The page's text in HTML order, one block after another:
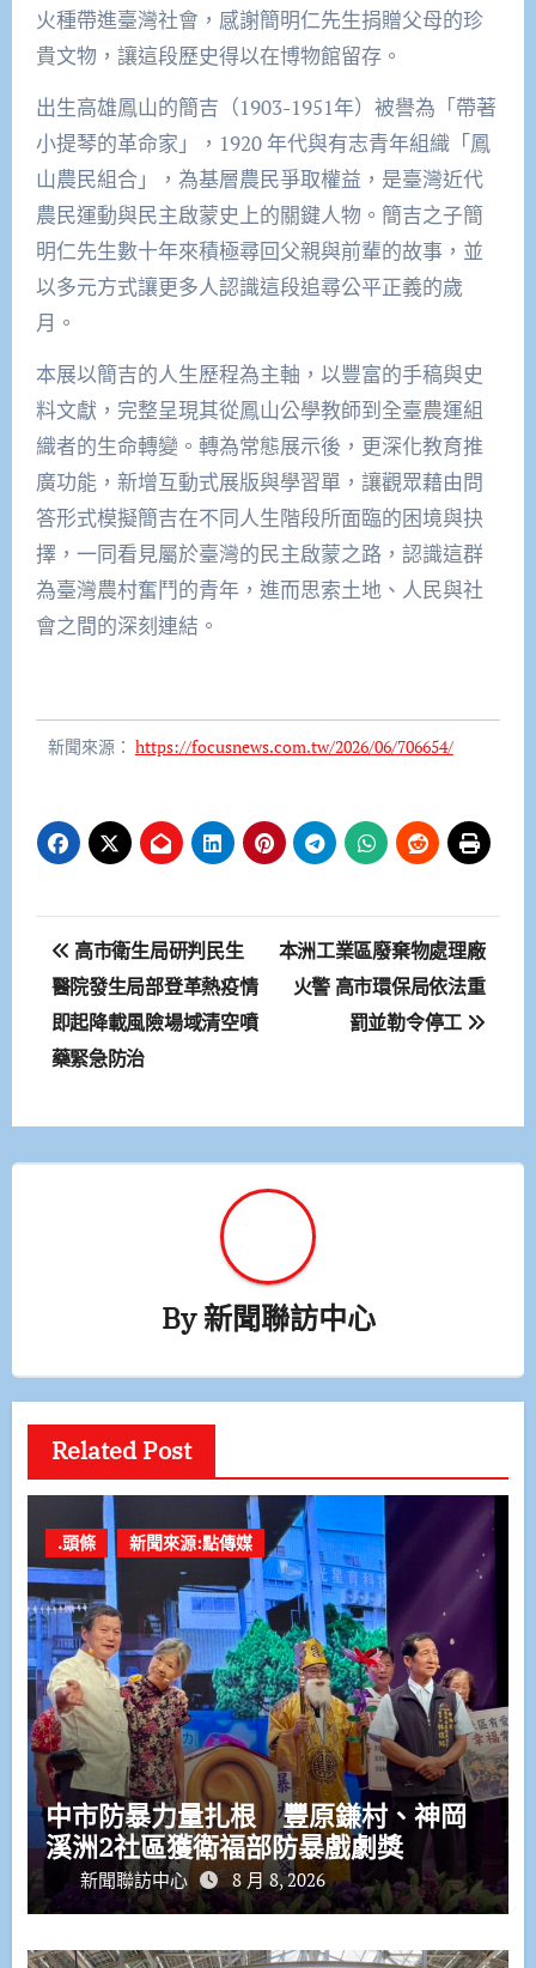
火種帶進臺灣社會，感謝簡明仁先生捐贈父母的珍
貴文物，讓這段歷史得以在博物館留存。
出生高雄鳳山的簡吉（1903-1951年）被譽為「帶著
小提琴的革命家」，1920 年代與有志青年組織「鳳
山農民組合」，為基層農民爭取權益，是臺灣近代
農民運動與民主啟蒙史上的關鍵人物。簡吉之子簡
明仁先生數十年來積極尋回父親與前輩的故事，並
以多元方式讓更多人認識這段追尋公平正義的歲
月。
本展以簡吉的人生歷程為主軸，以豐富的手稿與史
料文獻，完整呈現其從鳳山公學教師到全臺農運組
織者的生命轉變。轉為常態展示後，更深化教育推
廣功能，新增互動式展版與學習單，讓觀眾藉由問
答形式模擬簡吉在不同人生階段所面臨的困境與抉
擇，一同看見屬於臺灣的民主啟蒙之路，認識這群
為臺灣農村奮鬥的青年，進而思索土地、人民與社
會之間的深刻連結。
新聞來源： https://focusnews.com.tw/2026/06/706654/
文
章
導
高市衛生局研判民生
醫院發生局部登革熱疫情
即起降載風險場域清空噴
藥緊急防治
本洲工業區廢棄物處理廠
火警 高市環保局依法重
罰並勒令停工
By新聞聯訪中心
Related Post
.頭條 新聞來源:點傳媒
中市防暴力量扎根 豐原鎌村、神岡
溪洲2社區獲衛福部防暴戲劇獎
新聞聯訪中心 8 月 8, 2026